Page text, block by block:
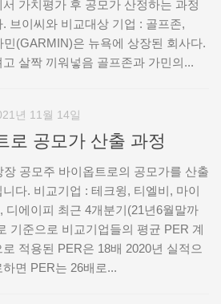
가치평가 후 공모가 산정하는 과정
브이씨와 비교대상 기업 : 골프존,
(GARMIN)은 뉴욕에 상장된 회사다.
살짝 끼워넣음 골프존과 가민의...
년 11월 14일
로 공모가 산출 과정
장 공모주 바이옵트로의 공모가를 산출
다. 비교기업 : 테크윙, 티엘비, 마이
디에이피 최근 4개분기(21년6월말까
기준으로 비교기업들의 평균 PER 계
적용된 PER은 18배 2020년 실적으
하면 PER는 26배로...